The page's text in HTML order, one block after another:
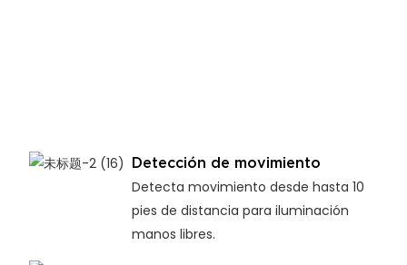
Detección de movimiento
Detecta movimiento desde hasta 10
pies de distancia para iluminación
manos libres.